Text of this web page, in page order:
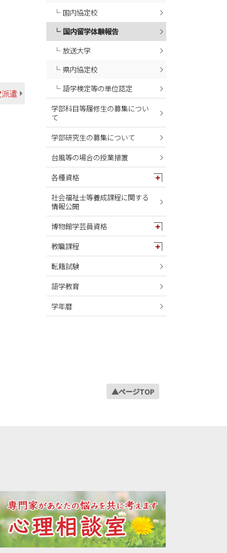
遣
国内協定校
国内留学体験報告
放送大学
県内協定校
語学検定等の単位認定
学部科目等履修生の募集につい
て
学部研究生の募集について
台風等の場合の授業措置
各種資格
社会福祉士等養成課程に関する
情報公開
博物館学芸員資格
教職課程
転籍試験
語学教育
学年暦
▲ページTOP